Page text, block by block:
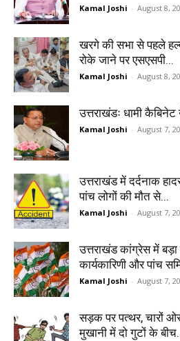
Kamal Joshi - August 8,
खरगे की सभा से पहले
रोके जाने पर एसएसपी...
Kamal Joshi - August 8,
उत्तराखंडः धामी
Kamal Joshi - August 7,
उत्तराखंड में दर्दनाक
पांच लोगों की मौत से...
Kamal Joshi - August 7,
उत्तराखंड कांग्रेस में
कार्यकारिणी और पांच
Kamal Joshi - August 7,
सड़क पर पत्थर, चारों
मुखानी में दो गुटों के